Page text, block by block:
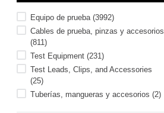
Equipo de prueba (3992)
Cables de prueba, pinzas y accesorios
(811)
Test Equipment (231)
Test Leads, Clips, and Accessories
(25)
Tuberías, mangueras y accesorios (2)